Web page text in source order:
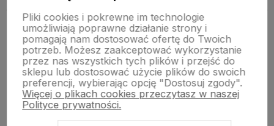
Oodbiór osobisty(WARSZAWA, ul. Olszynki
Grochowskiej 2A)
Inne z tej kategorii
Pliki cookies i pokrewne im technologie
umożliwiają poprawne działanie strony i
pomagają nam dostosować ofertę do Twoich
potrzeb. Możesz zaakceptować wykorzystanie
przez nas wszystkich tych plików i przejść do
sklepu lub dostosować użycie plików do swoich
preferencji, wybierając opcję "Dostosuj zgody".
Więcej o plikach cookies przeczytasz w naszej
Polityce prywatności.